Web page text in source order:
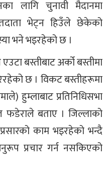
लागि चुनावी मैदानमा
भेट्न हिउँले छेकेको
भने भइरहेको छ ।
बस्तीबाट अर्को बस्तीमा
छ । विकट बस्तीहरूमा
हुम्लाबाट प्रतिनिधिसभा
बताए । जिल्लाको
काम भइरहेको भन्दै
प्रचार गर्न नसकिएको